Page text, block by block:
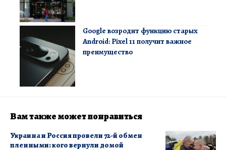
Google возродит функцию старых
Android: Pixel 11 получит важное
преимущество
Вам также может понравиться
Украина и Россия провели 72-й обмен
пленными: кого вернули домой